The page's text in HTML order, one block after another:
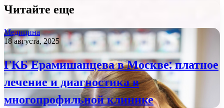
Читайте еще
Медицина
18 августа, 2025
ГКБ Ерамишанцева в Москве: платное
лечение и диагностика в
многопрофильной клинике